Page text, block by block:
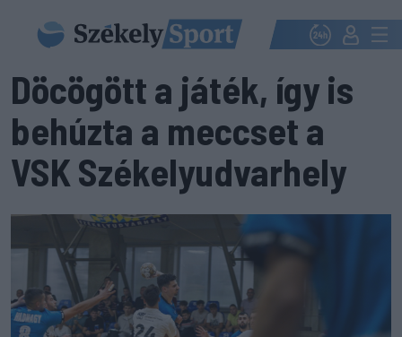
Döcögött a játék, így is
behúzta a meccset a
VSK Székelyudvarhely